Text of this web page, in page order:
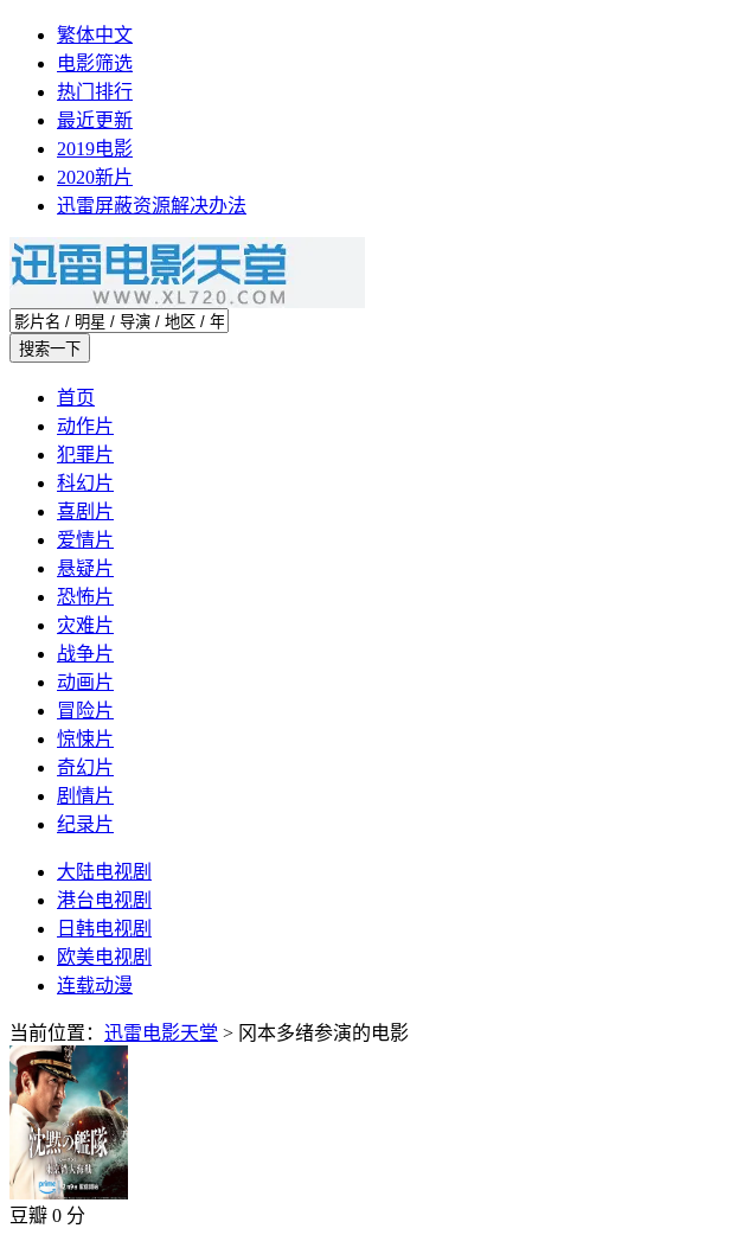
繁体中文
电影筛选
热门排行
最近更新
2019电影
2020新片
迅雷屏蔽资源解决办法
首页
动作片
犯罪片
科幻片
喜剧片
爱情片
悬疑片
恐怖片
灾难片
战争片
动画片
冒险片
惊悚片
奇幻片
剧情片
纪录片
大陆电视剧
港台电视剧
日韩电视剧
欧美电视剧
连载动漫
当前位置： 迅雷电影天堂 > 冈本多绪参演的电影
豆瓣 0 分